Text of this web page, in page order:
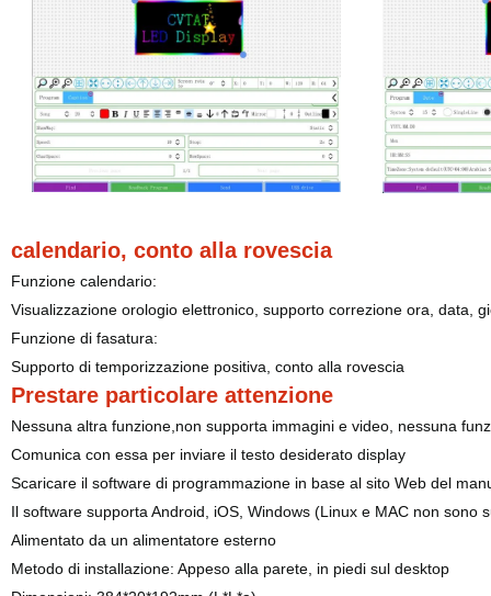
calendario, conto alla rovescia
Funzione calendario:
Visualizzazione orologio elettronico, supporto correzione ora, data,
Funzione di fasatura:
Supporto di temporizzazione positiva, conto alla rovescia
Prestare particolare attenzione
Nessuna altra funzione,non supporta immagini e video, nessuna
Comunica con essa per inviare il testo desiderato display
Scaricare il software di programmazione in base al sito Web del
Il software supporta Android, iOS, Windows(Linux e MAC non sono
Alimentato da un alimentatore esterno
Metodo di installazione: Appeso alla parete, in piedi sul desktop